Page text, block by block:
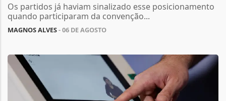
Os partidos já haviam sinalizado esse posicionamento
quando participaram da convenção...
MAGNOS ALVES- 06 DE AGOSTO